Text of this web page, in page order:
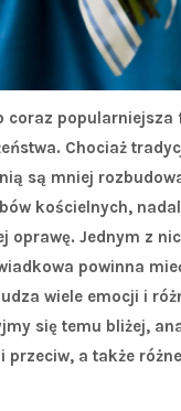
coraz popularniejsza
Chociaż
są mniej
kościelnych,
oprawę. Jednym z
powinna
wiele emocji i
się temu bliżej,
przeciw, a także